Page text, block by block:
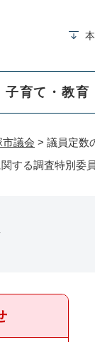
子育て・教育
市議会 > 議員定数
する調査特別委